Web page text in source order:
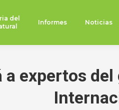
del
Informes Noticias
expertos